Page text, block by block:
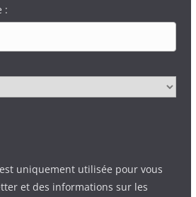
:
uniquement utilisée pour vous
et des informations sur les